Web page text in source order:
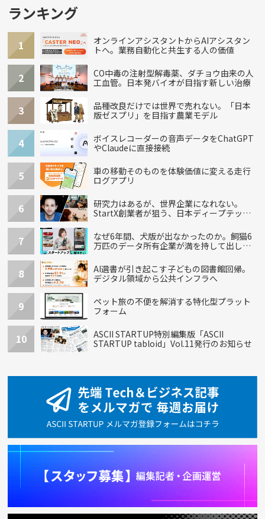
ランキング
1
オンラインアシスタントからAIアシスタン
トへ。業務自動化と共生する人の価値
2
CO中毒の注射型解毒薬、ダチョウ由来の人
工血管。日本発バイオが目指す新しい治療
3
品種改良だけでは世界で売れない。「日本
版ゼスプリ」を目指す農業モデル
4
ボイスレコーダーの音声データをChatGPT
やClaudeに直接接続
5
車の移動そのものを体験価値に変える走行
ログアプリ
6
研究力はあるが、世界企業になれない。
StartX創業者が狙う、日本ディープテック
7
なぜ6年間、犬版が出なかったのか。飼猫6
万匹のデータ所有企業が満を持して出し
8
AI選書が引き起こす子どもの図書館回帰。
デジタル領域から公共インフラへ
9
ペット旅の不便を解消する特化型プラット
フォーム
10
ASCII STARTUP特別編集版「ASCII
STARTUP tabloid」Vol.11発行のお知らせ